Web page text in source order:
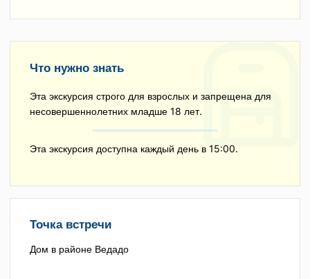
Что нужно знать
Эта экскурсия строго для взрослых и запрещена для
несовершеннолетних младше 18 лет.
Эта экскурсия доступна каждый день в 15:00.
Точка встречи
Дом в районе Ведадо